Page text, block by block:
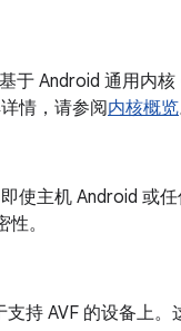
于 Android 通用内
情，请参阅内核概览
使主机 Android 或
。
持 AVF 的设备上。